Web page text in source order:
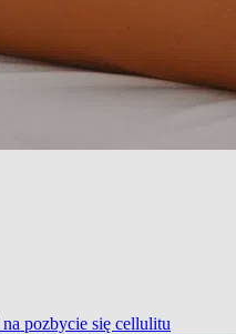
pozbycie się cellulitu